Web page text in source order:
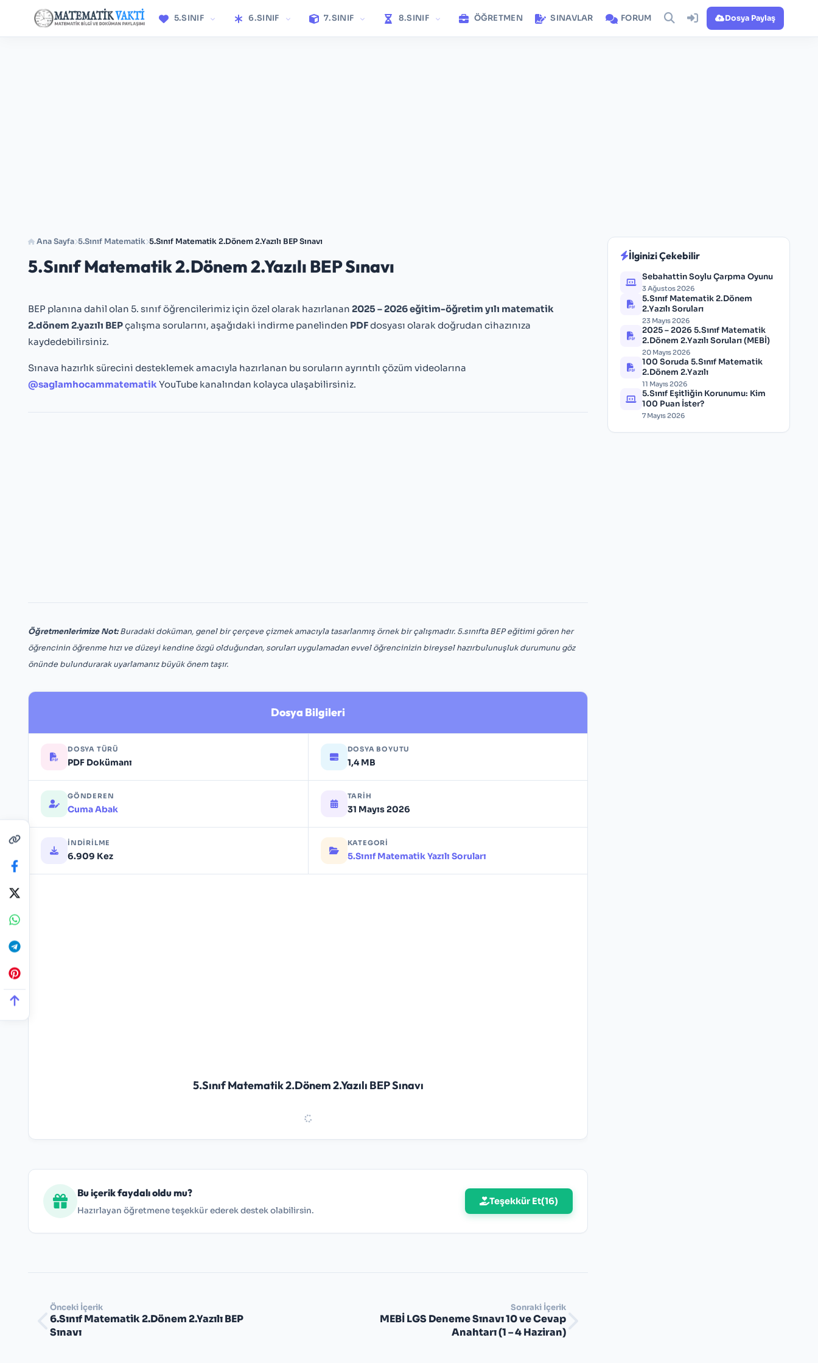
5.SINIF 6.SINIF 7.SINIF 8.SINIF ÖĞRETMEN SINAVLAR FORUM Dosya Paylaş
Ana Sayfa 5.Sınıf Matematik 5.Sınıf Matematik 2.Dönem 2.Yazılı BEP Sınavı
5.Sınıf Matematik 2.Dönem 2.Yazılı BEP Sınavı
BEP planına dahil olan 5. sınıf öğrencilerimiz için özel olarak hazırlanan 2025 – 2026 eğitim-öğretim yılı matematik
2.dönem 2.yazılı BEPçalışma sorularını, aşağıdaki indirme panelinden PDFdosyası olarak doğrudan cihazınıza
kaydedebilirsiniz.
Sınava hazırlık sürecini desteklemek amacıyla hazırlanan bu soruların ayrıntılı çözüm videolarına
@saglamhocammatematikYouTube kanalından kolayca ulaşabilirsiniz.
Öğretmenlerimize Not:Buradaki doküman, genel bir çerçeve çizmek amacıyla tasarlanmış örnek bir çalışmadır. 5.sınıfta BEP eğitimi gören her
öğrencinin öğrenme hızı ve düzeyi kendine özgü olduğundan, soruları uygulamadan evvel öğrencinizin bireysel hazırbulunuşluk durumunu göz
önünde bulundurarak uyarlamanız büyük önem taşır.
Dosya Bilgileri
DOSYA TÜRÜ
PDF Dokümanı
DOSYA BOYUTU
1,4 MB
GÖNDEREN
Cuma Abak
TARIH
31 Mayıs 2026
İNDIRILME
6.909 Kez
KATEGORI
5.Sınıf Matematik Yazılı Soruları
5.Sınıf Matematik 2.Dönem 2.Yazılı BEP Sınavı
Bu içerik faydalı oldu mu?
Hazırlayan öğretmene teşekkür ederek destek olabilirsin.
Teşekkür Et(16)
Önceki İçerik
6.Sınıf Matematik 2.Dönem 2.Yazılı BEP
Sınavı
Sonraki İçerik
MEBİ LGS Deneme Sınavı 10 ve Cevap
Anahtarı (1 – 4 Haziran)
İlginizi Çekebilir
Sebahattin Soylu Çarpma Oyunu
3 Ağustos 2026
5.Sınıf Matematik 2.Dönem
2.Yazılı Soruları
23 Mayıs 2026
2025 – 2026 5.Sınıf Matematik
2.Dönem 2.Yazılı Soruları (MEBİ)
20 Mayıs 2026
100 Soruda 5.Sınıf Matematik
2.Dönem 2.Yazılı
11 Mayıs 2026
5.Sınıf Eşitliğin Korunumu: Kim
100 Puan İster?
7 Mayıs 2026